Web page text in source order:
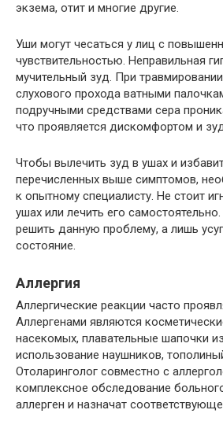
экзема, отит и многие другие.
Уши могут чесаться у лиц с
чувствительностью. Неправильная
мучительный зуд. При
слухового прохода ватными
подручными средствами сера
что проявляется дискомфортом и
Чтобы вылечить зуд в ушах и
перечисленных выше симптомов,
к опытному специалисту. Не стоит
ушах или лечить его
решить данную проблему, а лишь
состояние.
Аллергия
Аллергические реакции часто
Аллергенами являются
насекомых, плавательные шапочки
использование наушников,
Отоларинголог совместно с
комплексное обследование
аллерген и назначат